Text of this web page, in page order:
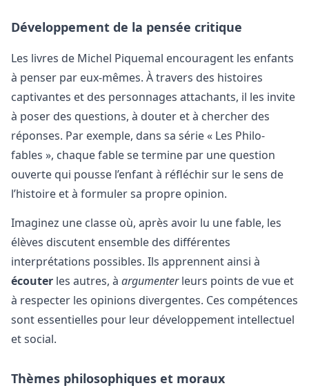
Développement de la pensée critique
Les livres de Michel Piquemal encouragent les enfants
à penser par eux-mêmes. À travers des histoires
captivantes et des personnages attachants, il les invite
à poser des questions, à douter et à chercher des
réponses. Par exemple, dans sa série « Les Philo-
fables », chaque fable se termine par une question
ouverte qui pousse l’enfant à réfléchir sur le sens de
l’histoire et à formuler sa propre opinion.
Imaginez une classe où, après avoir lu une fable, les
élèves discutent ensemble des différentes
interprétations possibles. Ils apprennent ainsi à
écouter les autres, à argumenterleurs points de vue et
à respecter les opinions divergentes. Ces compétences
sont essentielles pour leur développement intellectuel
et social.
Thèmes philosophiques et moraux